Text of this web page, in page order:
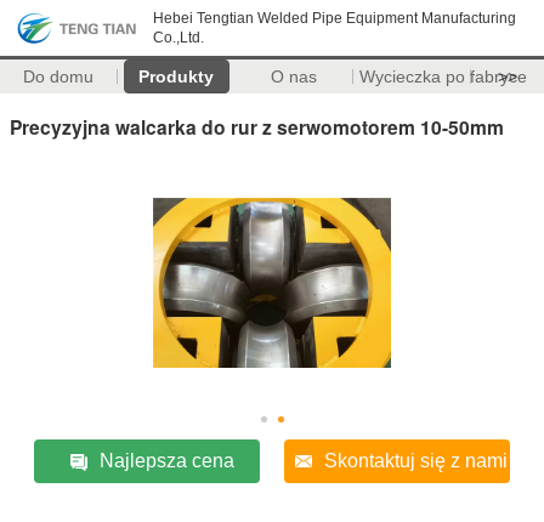
Hebei Tengtian Welded Pipe Equipment Manufacturing
Co.,Ltd.
Do domu Produkty O nas Wycieczka po fabryce
>>
Precyzyjna walcarka do rur z serwomotorem 10-50mm
Najlepsza cena Skontaktuj się z nami